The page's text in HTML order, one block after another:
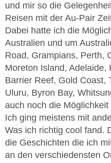
und mir so die
Reisen mit der Au-Pair
Dabei hatte ich die
Australien und um
Road, Grampians, Perth,
Moreton Island, Adelaide,
Barrier Reef, Gold Coast,
Uluru, Byron Bay,
auch noch die
Ich ging meistens mit
Was ich richtig cool fand.
die Geschichten die ich
an den verschiedensten